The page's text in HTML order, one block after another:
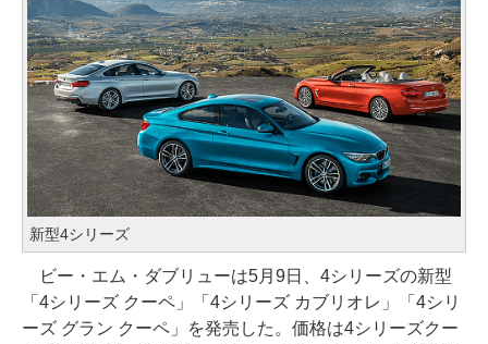
新型4シリーズ
ビー・エム・ダブリューは5月9日、4シリーズの新型
「4シリーズ クーペ」「4シリーズ カブリオレ」「4シリ
ーズ グラン クーペ」を発売した。価格は4シリーズクー